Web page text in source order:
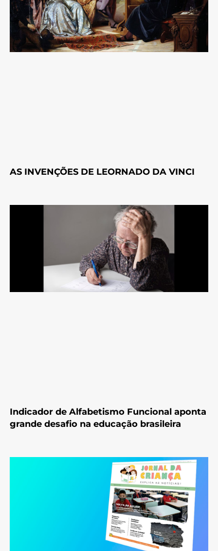
AS INVENÇÕES DE LEORNADO DA VINCI
Indicador de Alfabetismo Funcional aponta
grande desafio na educação brasileira